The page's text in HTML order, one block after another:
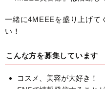
一緒に4MEEEを盛り上げて
い！
こんな方を募集しています
コスメ、美容が大好き！